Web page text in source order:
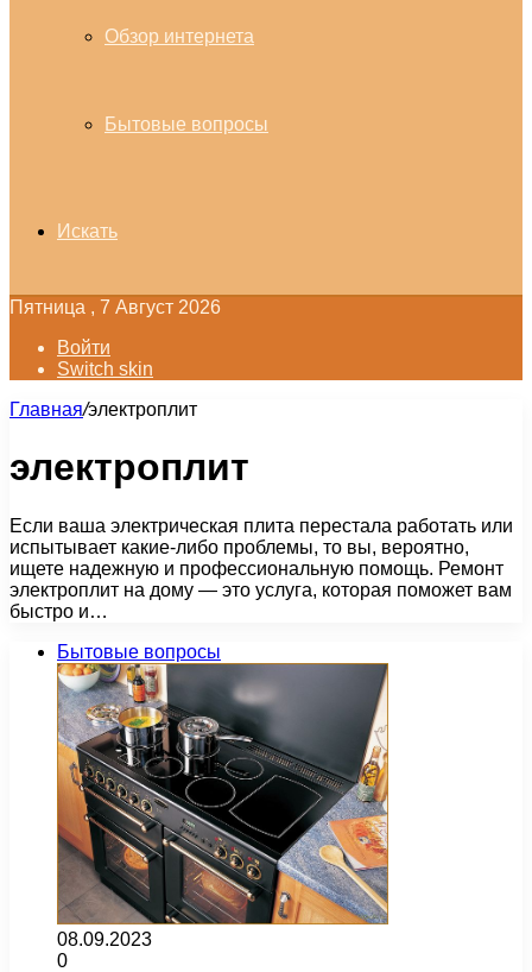
Обзор интернета
Бытовые вопросы
Искать
Пятница , 7 Август 2026
Войти
Switch skin
Главная/электроплит
электроплит
Если ваша электрическая плита перестала работать или
испытывает какие-либо проблемы, то вы, вероятно,
ищете надежную и профессиональную помощь. Ремонт
электроплит на дому — это услуга, которая поможет вам
быстро и…
Бытовые вопросы
08.09.2023
0